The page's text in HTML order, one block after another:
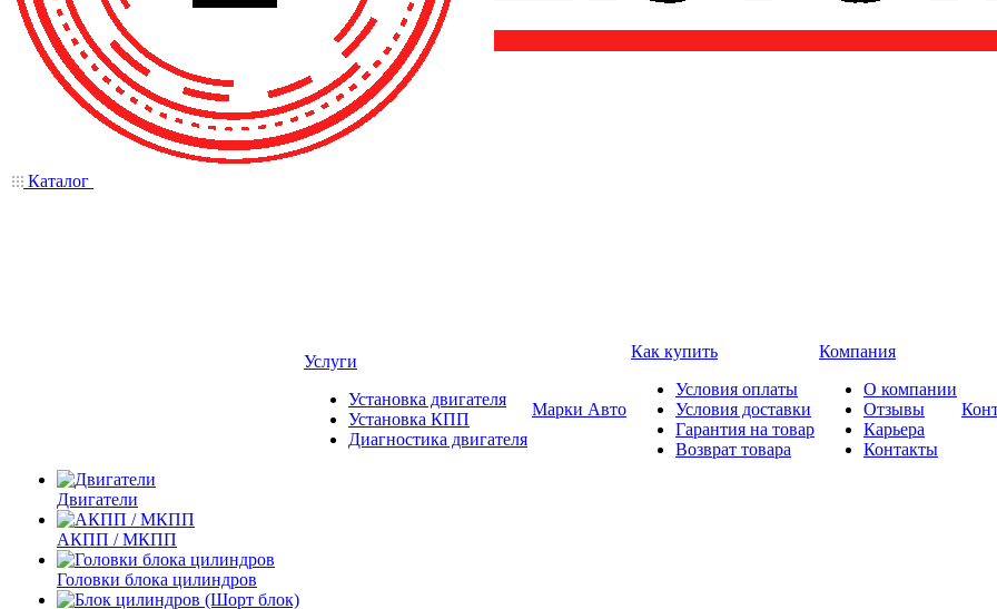
Каталог
Двигатели
АКПП / МКПП
Головки блока цилиндров
Услуги
Установка двигателя
Установка КПП
Диагностика двигателя
Марки Авто
Как купить
Условия оплаты
Условия доставки
Гарантия на товар
Возврат товара
Компания
О компании
Отзывы
Карьера
Контакты